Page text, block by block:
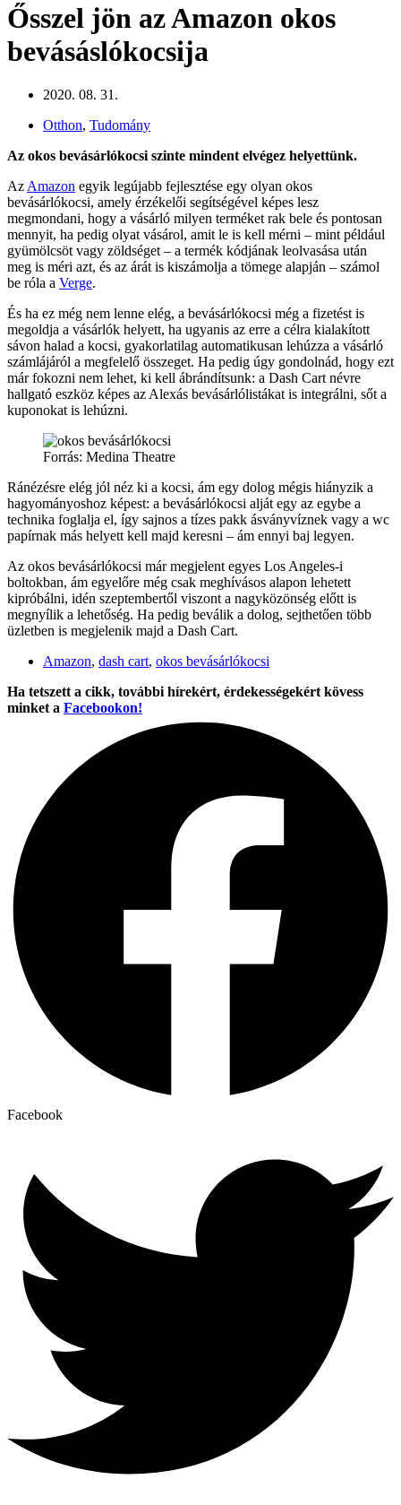
Ősszel jön az Amazon okos
bevásáslókocsija
2020. 08. 31.
Otthon, Tudomány
Az okos bevásárlókocsi szinte mindent elvégez helyettünk.
AzAmazon egyik legújabb fejlesztése egy olyan okos
bevásárlókocsi, amely érzékelői segítségével képes lesz
megmondani, hogy a vásárló milyen terméket rak bele és pontosan
mennyit, ha pedig olyat vásárol, amit le is kell mérni – mint például
gyümölcsöt vagy zöldséget – a termék kódjának leolvasása után
meg is méri azt, és az árát is kiszámolja a tömege alapján – számol
be róla a Verge.
És ha ez még nem lenne elég, a bevásárlókocsi még a fizetést is
megoldja a vásárlók helyett, ha ugyanis az erre a célra kialakított
sávon halad a kocsi, gyakorlatilag automatikusan lehúzza a vásárló
számlájáról a megfelelő összeget. Ha pedig úgy gondolnád, hogy ezt
már fokozni nem lehet, ki kell ábrándítsunk: a Dash Cart névre
hallgató eszköz képes az Alexás bevásárlólistákat is integrálni, sőt a
kuponokat is lehúzni.
Forrás: Medina Theatre
Ránézésre elég jól néz ki a kocsi, ám egy dolog mégis hiányzik a
hagyományoshoz képest: a bevásárlókocsi alját egy az egybe a
technika foglalja el, így sajnos a tízes pakk ásványvíznek vagy a wc
papírnak más helyett kell majd keresni – ám ennyi baj legyen.
Az okos bevásárlókocsi már megjelent egyes Los Angeles-i
boltokban, ám egyelőre még csak meghívásos alapon lehetett
kipróbálni, idén szeptembertől viszont a nagyközönség előtt is
megnyílik a lehetőség. Ha pedig beválik a dolog, sejthetően több
üzletben is megjelenik majd a Dash Cart.
Amazon, dash cart, okos bevásárlókocsi
Ha tetszett a cikk, további hírekért, érdekességekért kövess
minket a Facebookon!
Facebook